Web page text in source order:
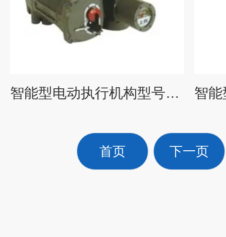
智能型电动执行机构型号13AI价格上仪十一厂
首页 下一页